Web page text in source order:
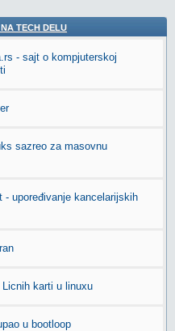
TECH DELU
- sajt o kompjuterskoj
sazreo za masovnu
- upoređivanje kancelarijskih
karti u linuxu
u bootloop